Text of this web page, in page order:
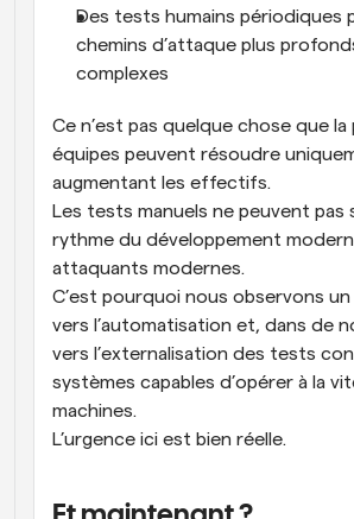
Des tests humains périodiques
chemins d’attaque plus
complexes
Ce n’est pas quelque chose que la
équipes peuvent résoudre
augmentant les effectifs.
Les tests manuels ne peuvent pas
rythme du développement
attaquants modernes.
C’est pourquoi nous observons
vers l’automatisation et, dans de
vers l’externalisation des tests
systèmes capables d’opérer à la
machines.
L’urgence ici est bien réelle.